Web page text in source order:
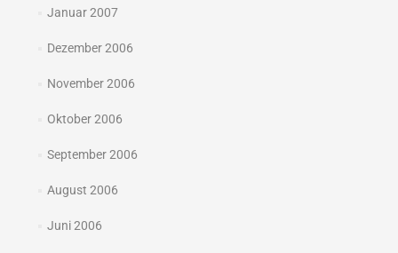
Januar 2007
Dezember 2006
November 2006
Oktober 2006
September 2006
August 2006
Juni 2006